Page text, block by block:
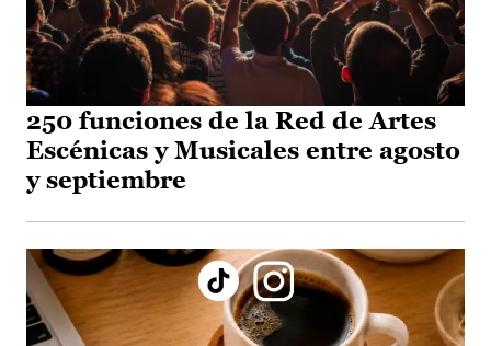
250 funciones de la Red de Artes
Escénicas y Musicales entre agosto
y septiembre